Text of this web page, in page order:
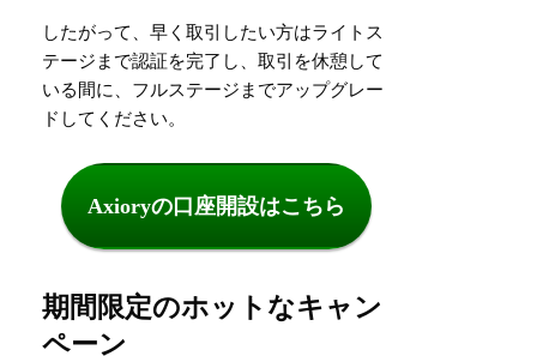
したがって、早く取引したい方はライトス
テージまで認証を完了し、取引を休憩して
いる間に、フルステージまでアップグレー
ドしてください。
Axioryの口座開設はこちら
期間限定のホットなキャン
ペーン